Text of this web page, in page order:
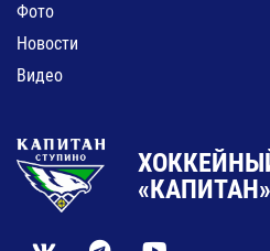
Фото
Новости
Видео
«КАПИТАН»